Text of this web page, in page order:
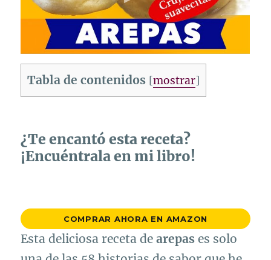
Tabla de contenidos [mostrar]
¿Te encantó esta receta?
¡Encuéntrala en mi libro!
COMPRAR AHORA EN AMAZON
Esta deliciosa receta dearepas es solo